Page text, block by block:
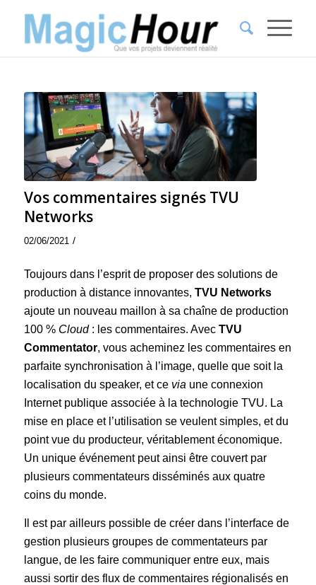
Vos commentaires signés TVU
Networks
02/06/2021 /
Toujours dans l’esprit de proposer des solutions de
production à distance innovantes, TVU Networks
ajoute un nouveau maillon à sa chaîne de production
100 % Cloud: les commentaires. Avec TVU
Commentator, vous acheminez les commentaires en
parfaite synchronisation à l’image, quelle que soit la
localisation du speaker, et ce via une connexion
Internet publique associée à la technologie TVU. La
mise en place et l’utilisation se veulent simples, et du
point vue du producteur, véritablement économique.
Un unique événement peut ainsi être couvert par
plusieurs commentateurs disséminés aux quatre
coins du monde.
Il est par ailleurs possible de créer dans l’interface de
gestion plusieurs groupes de commentateurs par
langue, de les faire communiquer entre eux, mais
aussi sortir des flux de commentaires régionalisés en